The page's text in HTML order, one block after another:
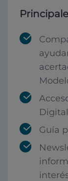
Digital
Guía